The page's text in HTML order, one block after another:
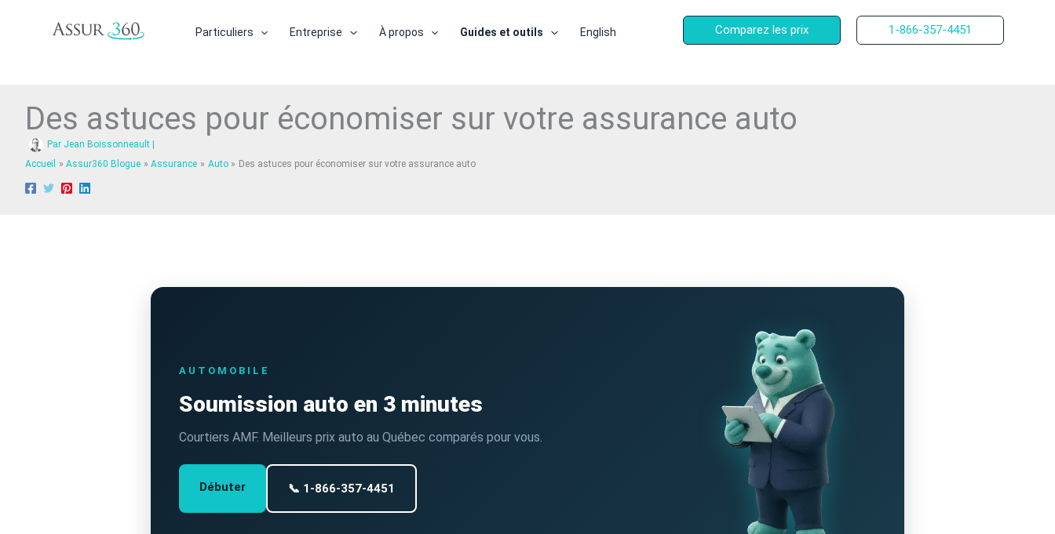
Particuliers Entreprise À propos Guides et outils English Comparez les prix 1-866-357-4451
Des astuces pour économiser sur votre assurance auto
Par Jean Boissonneault
Accueil
Assur360 Blogue Assurance Auto Des astuces pour économiser sur votre assurance auto
AUTOMOBILE
Soumission auto en 3 minutes
Courtiers AMF. Meilleurs prix auto au Québec comparés pour vous.
Débuter 📞 1-866-357-4451